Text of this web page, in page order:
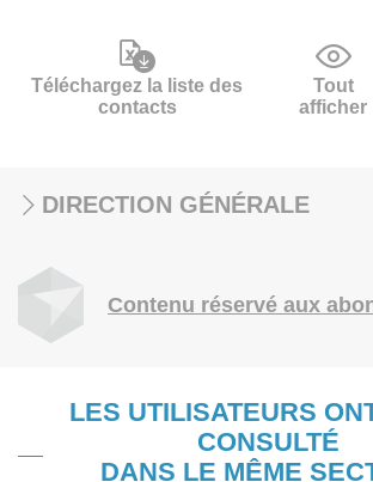
Téléchargez la liste des
contacts
Tout
afficher
DIRECTION GÉNÉRALE
Contenu réservé aux
LES UTILISATEURS
CONSULTÉ
DANS LE MÊME